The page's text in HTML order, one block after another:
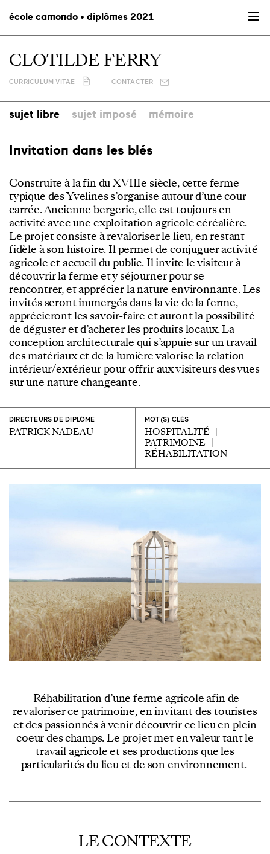
école camondo • diplômes 2021
CLOTILDE FERRY
CURRICULUM VITAE CONTACTER
sujet libre sujet imposé mémoire
Invitation dans les blés
Construite à la fin du XVIIIe siècle, cette ferme
typique des Yvelines s’organise autour d’une cour
carrée. Ancienne bergerie, elle est toujours en
activité avec une exploitation agricole céréalière.
Le projet consiste à revaloriser le lieu, en restant
fidèle à son histoire. Il permet de conjuguer activité
agricole et accueil du public. Il invite le visiteur à
découvrir la ferme et y séjourner pour se
rencontrer, et apprécier la nature environnante. Les
invités seront immergés dans la vie de la ferme,
apprécieront les savoir-faire et auront la possibilité
de déguster et d’acheter les produits locaux. La
conception architecturale qui s’appuie sur un travail
des matériaux et de la lumière valorise la relation
intérieur/extérieur pour offrir aux visiteurs des vues
sur une nature changeante.
DIRECTEURS DE DIPLÔME
PATRICK NADEAU
MOT(S) CLÉS
HOSPITALITÉ
PATRIMOINE
RÉHABILITATION
Réhabilitation d’une ferme agricole afin de
revaloriser ce patrimoine, en invitant des touristes
et des passionnés à venir découvrir ce lieu en plein
coeur des champs. Le projet met en valeur tant le
travail agricole et ses productions que les
particularités du lieu et de son environnement.
LE CONTEXTE